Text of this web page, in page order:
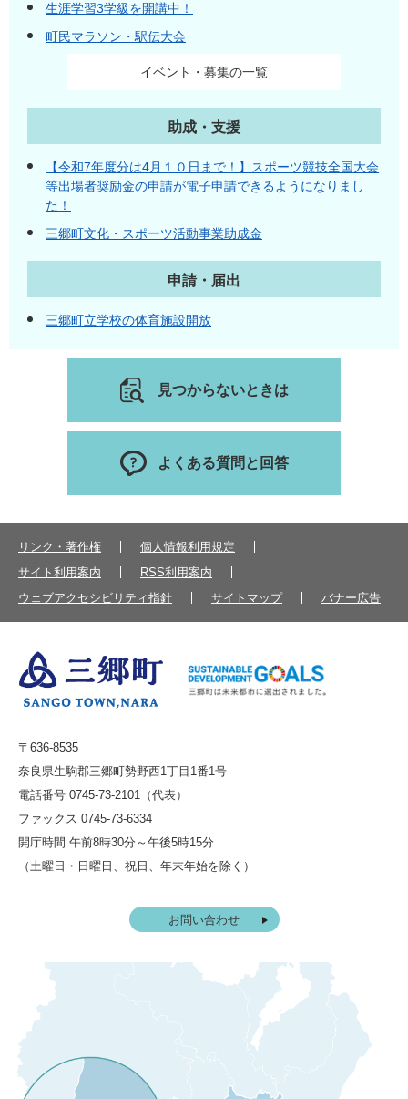
生涯学習3学級を開講中！
町民マラソン・駅伝大会
イベント・募集の一覧
助成・支援
【令和7年度分は4月１０日まで！】スポーツ競技全国大会
等出場者奨励金の申請が電子申請できるようになりまし
た！
三郷町文化・スポーツ活動事業助成金
申請・届出
三郷町立学校の体育施設開放
見つからないときは
よくある質問と回答
リンク・著作権
個人情報利用規定
サイト利用案内
RSS利用案内
ウェブアクセシビリティ指針
サイトマップ バナー広告
〒636-8535
奈良県生駒郡三郷町勢野西1丁目1番1号
電話番号 0745-73-2101（代表）
ファックス 0745-73-6334
開庁時間 午前8時30分～午後5時15分
（土曜日・日曜日、祝日、年末年始を除く）
お問い合わせ